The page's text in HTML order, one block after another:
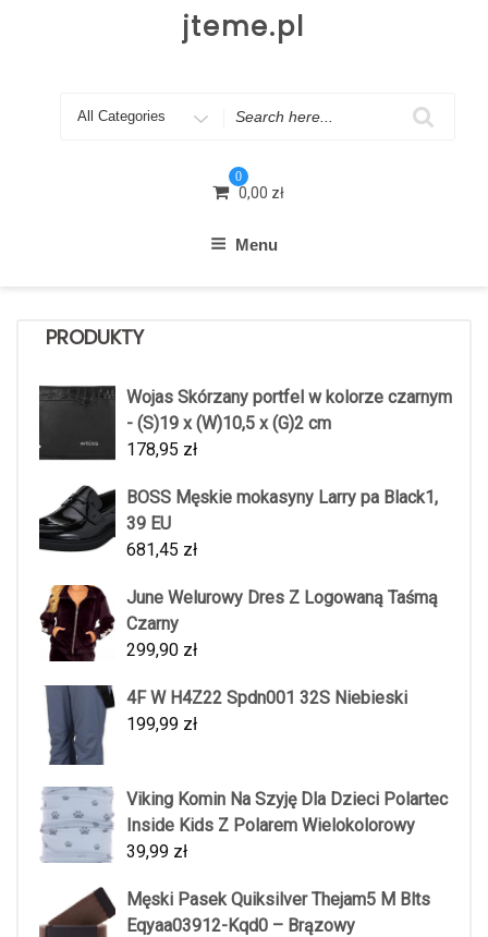
jteme.pl
Search
0
0,00 zł
Menu
PRODUKTY
Wojas Skórzany portfel w kolorze czarnym
- (S)19 x (W)10,5 x (G)2 cm
178,95 zł
BOSS Męskie mokasyny Larry pa Black1,
39 EU
681,45 zł
June Welurowy Dres Z Logowaną Taśmą
Czarny
299,90 zł
4F W H4Z22 Spdn001 32S Niebieski
199,99 zł
Viking Komin Na Szyję Dla Dzieci Polartec
Inside Kids Z Polarem Wielokolorowy
39,99 zł
Męski Pasek Quiksilver Thejam5 M Blts
Eqyaa03912-Kqd0 – Brązowy